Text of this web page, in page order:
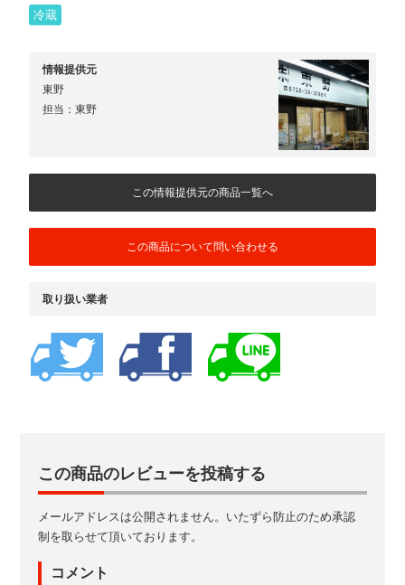
冷蔵
情報提供元
東野
担当：東野
この情報提供元の商品一覧へ
この商品について問い合わせる
取り扱い業者
この商品のレビューを投稿する
メールアドレスは公開されません。いたずら防止のため承認
制を取らせて頂いております。
コメント